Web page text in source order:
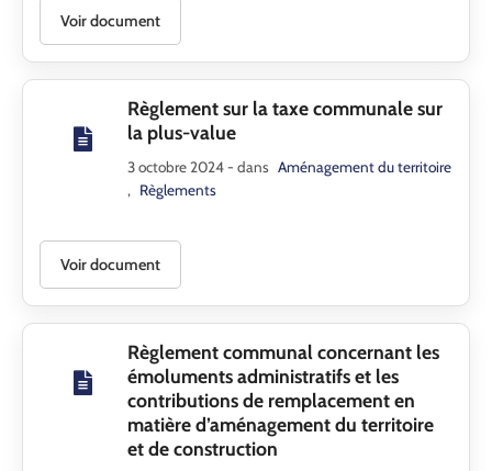
Voir document
Règlement sur la taxe communale sur
la plus-value
3 octobre 2024- dans Aménagement du territoire
,
Règlements
Voir document
Règlement communal concernant les
émoluments administratifs et les
contributions de remplacement en
matière d’aménagement du territoire
et de construction